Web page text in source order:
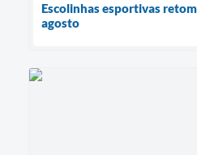
Escolinhas esportivas
agosto